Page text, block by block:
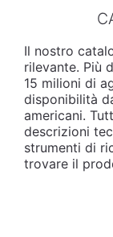
Il nostro
rilevante. Più
15 milioni di
disponibilità
americani.
descrizioni
strumenti di
trovare il